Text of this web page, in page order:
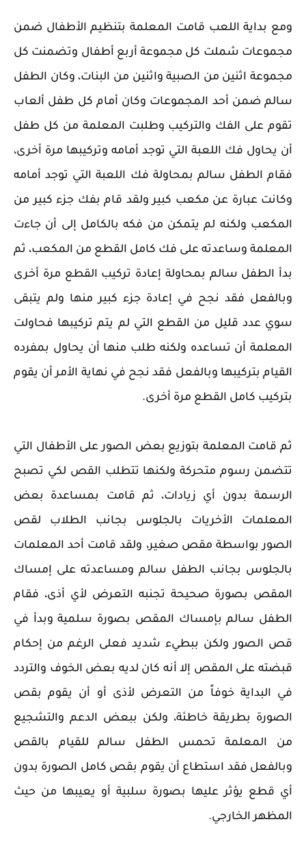
ومع بداية اللعب قامت المعلمة بتنظيم الأطفال ضمن
مجموعات شملت كل مجموعة أربع أطفال وتضمنت كل
مجموعة اثنين من الصبية واثنين من البنات، وكان الطفل
سالم ضمن أحد المجموعات وكان أمام كل طفل ألعاب
تقوم على الفك والتركيب وطلبت المعلمة من كل طفل
أن يحاول فك اللعبة التي توجد أمامه وتركيبها مرة أخرى،
فقام الطفل سالم بمحاولة فك اللعبة التي توجد أمامه
وكانت عبارة عن مكعب كبير ولقد قام بفك جزء كبير من
المكعب ولكنه لم يتمكن من فكه بالكامل إلى أن جاءت
المعلمة وساعدته على فك كامل القطع من المكعب، ثم
بدأ الطفل سالم بمحاولة إعادة تركيب القطع مرة أخرى
وبالفعل فقد نجح في إعادة جزء كبير منها ولم يتبقى
سوي عدد قليل من القطع التي لم يتم تركيبها فحاولت
المعلمة أن تساعده ولكنه طلب منها أن يحاول بمفرده
القيام بتركيبها وبالفعل فقد نجح في نهاية الأمر أن يقوم
بتركيب كامل القطع مرة أخرى.
ثم قامت المعلمة بتوزيع بعض الصور على الأطفال التي
تتضمن رسوم متحركة ولكنها تتطلب القص لكي تصبح
الرسمة بدون أي زيادات، ثم قامت بمساعدة بعض
المعلمات الأخريات بالجلوس بجانب الطلاب لقص
الصور بواسطة مقص صغير، ولقد قامت أحد المعلمات
بالجلوس بجانب الطفل سالم ومساعدته على إمساك
المقص بصورة صحيحة تجنبه التعرض لأي أذى، فقام
الطفل سالم بإمساك المقص بصورة سلمية وبدأ في
قص الصور ولكن ببطيء شديد فعلى الرغم من إحكام
قبضته على المقص إلا أنه كان لديه بعض الخوف والتردد
في البداية خوفاً من التعرض لأذى أو أن يقوم بقص
الصورة بطريقة خاطئة، ولكن ببعض الدعم والتشجيع
من المعلمة تحمس الطفل سالم للقيام بالقص
وبالفعل فقد استطاع أن يقوم بقص كامل الصورة بدون
أي قطع يؤثر عليها بصورة سلبية أو يعيبها من حيث
المظهر الخارجي.